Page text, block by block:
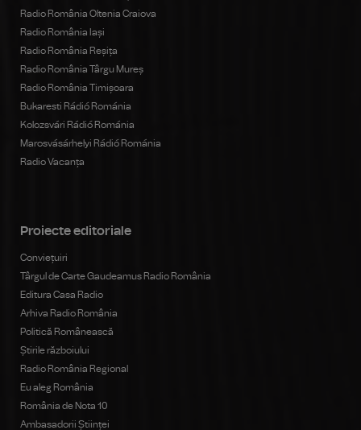
Radio România Oltenia Craiova
Radio România Iași
Radio România Reșița
Radio România Târgu Mureș
Radio România Timișoara
Bukaresti Rádió Románia
Kolozsvári Rádió Románia
Marosvásárhelyi Rádió Románia
Radio Vacanța
Proiecte editoriale
Conviețuiri
Târgul de Carte Gaudeamus Radio România
Editura Casa Radio
Arhiva Radio România
Politică Românească
Știrile războiului
Radio România Regional
Eu aleg România
România de Nota 10
Ambasadorii Științei